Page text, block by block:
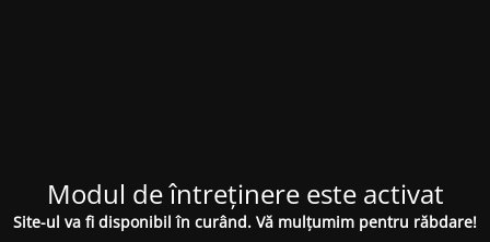
Modul de întreținere este activat
Site-ul va fi disponibil în curând. Vă mulțumim pentru răbdare!